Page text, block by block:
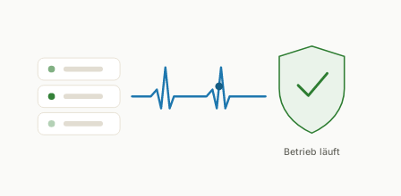
Betrieb läuft